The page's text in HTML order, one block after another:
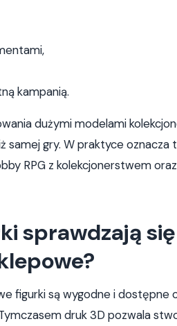
kampanią.
dużymi modelami
samej gry. W praktyce oznacza
RPG z kolekcjonerstwem oraz
sprawdzają
figurki są wygodne i dostępne
druk 3D pozwala